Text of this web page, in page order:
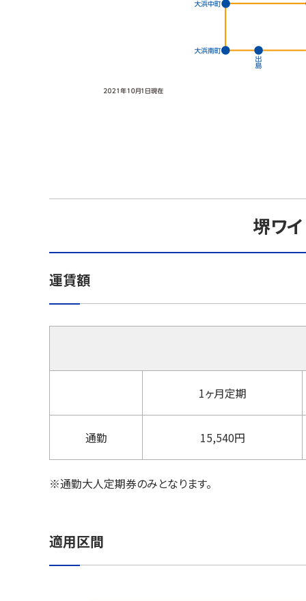
堺ワ
運賃額
1ヶ月定期
通勤 15,540円
※通勤大人定期券のみとなります。
適用区間